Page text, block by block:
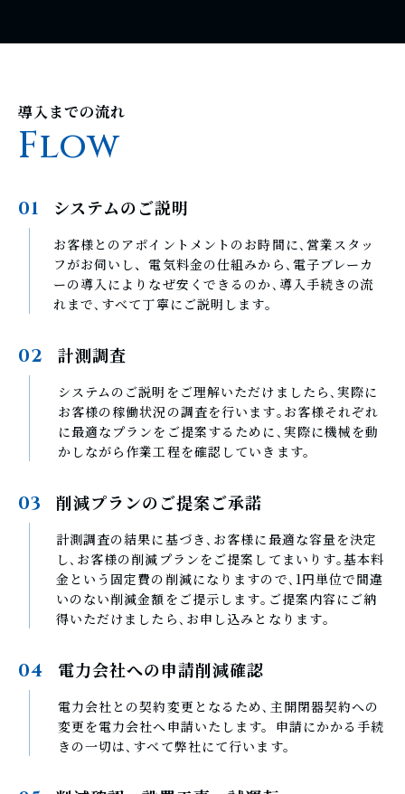
導入までの流れ
Flow
01 システムのご説明
お客様とのアポイントメントのお時間に､営業スタッ
フがお伺いし、電気料金の仕組みから､電子ブレーカ
ーの導入によりなぜ安くできるのか､導入手続きの流
れまで､すべて丁寧にご説明します。
02 計測調査
システムのご説明をご理解いただけましたら､実際に
お客様の稼働状況の調査を行います｡お客様それぞれ
に最適なプランをご提案するために､実際に機械を動
かしながら作業工程を確認していきます。
03 削減プランのご提案ご承諾
計測調査の結果に基づき､お客様に最適な容量を決定
し､お客様の削減プランをご提案してまいりす｡基本料
金という固定費の削減になりますので､1円単位で間違
いのない削減金額をご提示します｡ご提案内容にご納
得いただけましたら､お申し込みとなります｡
04 電力会社への申請削減確認
電力会社との契約変更となるため､主開閉器契約への
変更を電力会社へ申請いたします。申請にかかる手続
きの一切は､すべて弊社にて行います。